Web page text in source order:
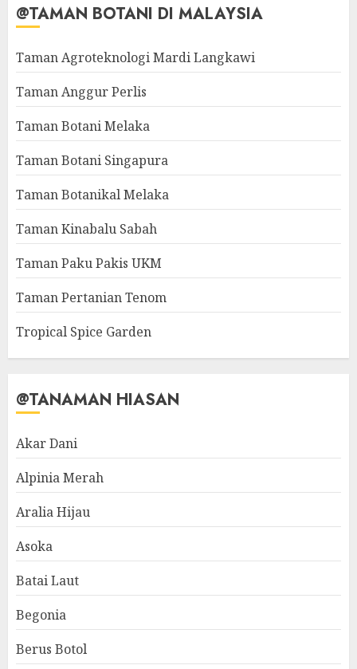
@TAMAN BOTANI DI MALAYSIA
Taman Agroteknologi Mardi Langkawi
Taman Anggur Perlis
Taman Botani Melaka
Taman Botani Singapura
Taman Botanikal Melaka
Taman Kinabalu Sabah
Taman Paku Pakis UKM
Taman Pertanian Tenom
Tropical Spice Garden
@TANAMAN HIASAN
Akar Dani
Alpinia Merah
Aralia Hijau
Asoka
Batai Laut
Begonia
Berus Botol